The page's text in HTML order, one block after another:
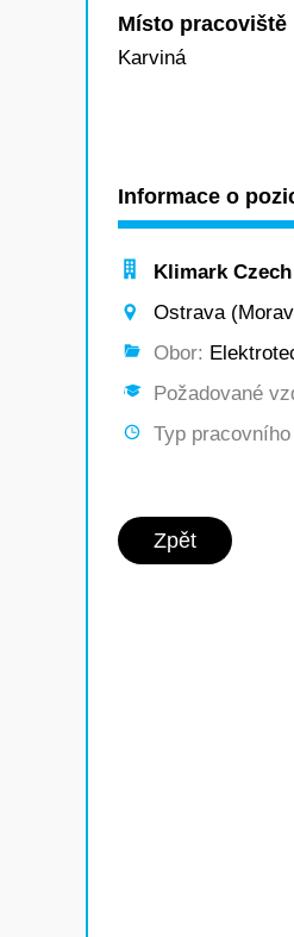
Místo pracoviště
Karviná
Informace o
Klimark
Ostrava
Obor:
Požadované
Typ pracovního
Zpět